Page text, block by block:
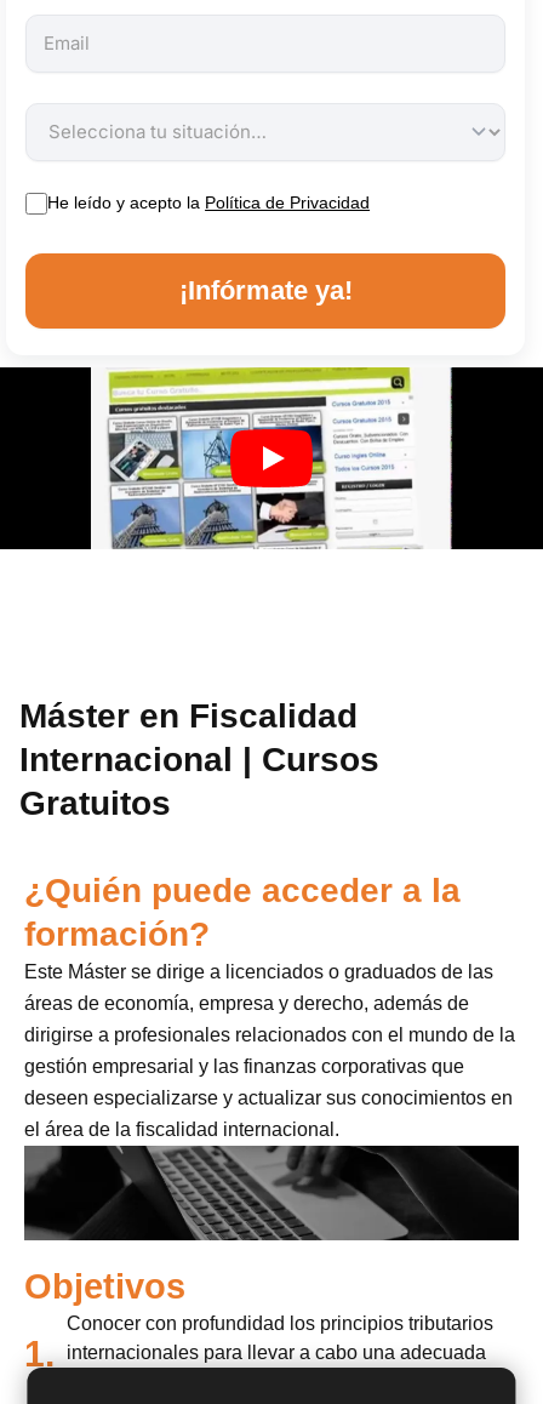
He leído y acepto la Política de Privacidad
¡Infórmate ya!
Máster en Fiscalidad
Internacional | Cursos
Gratuitos
¿Quién puede acceder a la
formación?
Este Máster se dirige a licenciados o graduados de las
áreas de economía, empresa y derecho, además de
dirigirse a profesionales relacionados con el mundo de la
gestión empresarial y las finanzas corporativas que
deseen especializarse y actualizar sus conocimientos en
el área de la fiscalidad internacional.
Objetivos
1.
Conocer con profundidad los principios tributarios
internacionales para llevar a cabo una adecuada